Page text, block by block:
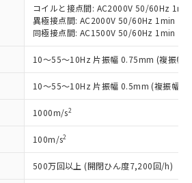
コイルと接点間: AC2000V 50/60Hz 1min
異極接点間: AC2000V 50/60Hz 1min
同極接点間: AC1500V 50/60Hz 1min
10～55～10Hz 片振幅 0.75mm (複振幅
10～55～10Hz 片振幅 0.5mm (複振幅
1000m/s2
100m/s2
500万回以上 (開閉ひん度7,200回/h)
および標準価格照会結果は、
いる更新日時点での社内デー
き作成されるものであり、閲
時点での実際の在庫および標
さい。
期状況および標準価格はお客
引先、またはお客様担当のオ
御機器販売店・当社販売員に
ださい。
制御機器販売店や当社販売拠
販売ネットワーク
」をご確認
することがあります。
物質）：
下、 水銀(Hg) 1000ppm以下、 カド
以下、
1000ppm以下、ポリ臭化ビフェニル
以下、ポリ臭化ジフェニルエーテル類
下、フタル酸ビス(2-エチルヘキシ
以下、フタル酸ジイソブチル
産業用監視および制御機器に対する
。
類の４物質については閾値を超える意
とを確認しています。
の基準値 (GB/T26572)：
Hg(水銀) : 1000ppm、 Cd(カドミウ
) : 1000ppm、 PBBs(ポリ臭化ビフェ
、 PBDEs(ポリ臭化ジフェニルエーテ
チル) : 1000ppm、 DIBP(フタル酸ジ
、 BBP(フタル酸ブチルベンジ
(2-エチルヘキシル)) : 1000ppm
使用期限
び外国貿易法に定める商品
規制貨物等」という）を輸出
外への提供する場合は、日本
輸出許可(または役務取引許
得するなどの必要な手続きを
制貨物を破棄する場合は、完
するなど、違法に輸出されな
要な手段を講じます。
社製品を、核兵器、ミサイ
兵器、生物兵器またはその他
にこれらの製造装置等に一切
しません。
数以上の在庫あり
数には満たないが在庫あり
なし(最新の在庫状況につ
は、お客様のお取引先、ま